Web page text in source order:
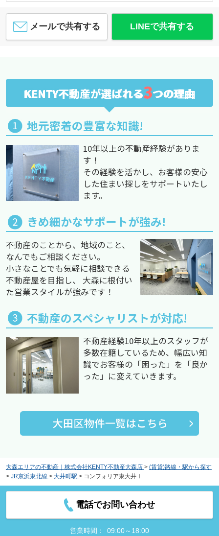
メールで共有する LINEで共有する
KENTY不動産が選ばれる3つの理由
地元密着の豊富な知識!
10年以上の不動産経験がありま
す！
その経験を活かし、お客様の安心
した住まい探しをサポートいたし
ます。
きめ細かなサポートが強み!
不動産のことから、地域のこと、
なんでもご相談ください。
小さなことでも気軽に相談できる
不動産屋を目指し、 大森に根付い
た営業スタイルが強みです！
不動産のスペシャリストが対応!
不動産経験10年以上のスタッフが
多数在籍しているため、幅広い知
識でお客様の「困った」を「良か
った」に変えていきます。
大森エリアの不動産｜株式会社KENTY不動産大森店 > (賃貸)路線・駅から探す
> JR京浜東北線 > 大井町駅 > コンフォリア東大井Ⅰ
電話でお問い合わせ
営業時間： 09:00～18:00